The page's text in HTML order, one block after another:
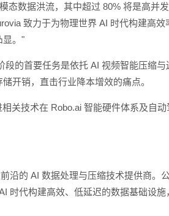
态数据洪流，其中超过 80% 将是高
致力于为物理世界 AI 时代构建高
显。"
段的首要任务是依托 AI 视频智能压缩
开销，直击行业降本增效的痛点。
关技术在 Robo.ai 智能硬件体系及自
沿的 AI 数据处理与压缩技术提供商
时代构建高效、低延迟的数据基础设